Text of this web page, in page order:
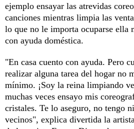
ejemplo ensayar las atrevidas
canciones mientras limpia las
lo que no le importa ocuparse ella
con ayuda doméstica.
"En casa cuento con ayuda. Pero
realizar alguna tarea del hogar no
mínimo. ¡Soy la reina limpiando
muchas veces ensayo mis
cristales. Te lo aseguro, no tengo
vecinos", explica divertida la